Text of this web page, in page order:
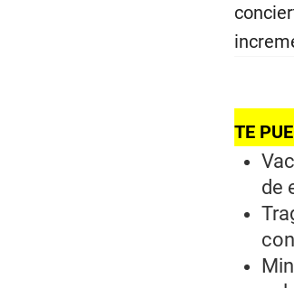
TE
de